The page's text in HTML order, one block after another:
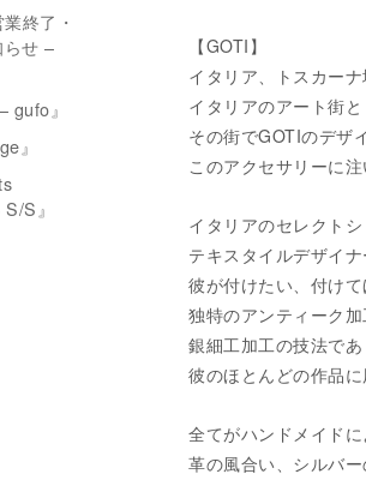
【GOTI】
イタリア、トスカー
イタリアのアート街
その街でGOTIのデザ
このアクセサリーに
イタリアのセレクト
テキスタイルデザイ
彼が付けたい、付け
独特のアンティーク
銀細工加工の技法で
彼のほとんどの作品
全てがハンドメイド
革の風合い、シルバ
終了・
せ –
gufo』
』
S』